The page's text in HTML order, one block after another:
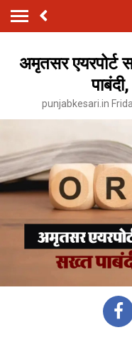
अमृतसर एयरपोर्ट
punjabkesari.in